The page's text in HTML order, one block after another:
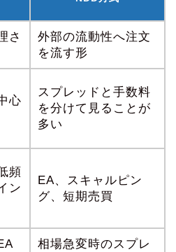
さ
外部の流動性へ注文
を流す形
心
スプレッドと手数料
を分けて見ることが
多い
頻
ン
EA、スキャルピン
グ、短期売買
相場急変時のスプレ